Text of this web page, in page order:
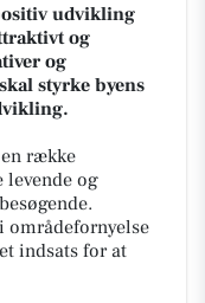
udvikling
og
og
styrke byens
række
levende og
områdefornyelse
indsats for at